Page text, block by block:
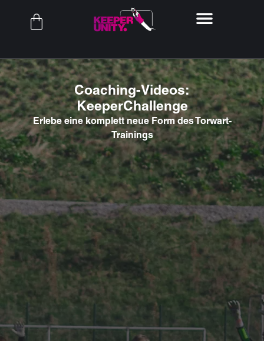
Coaching-Videos:
KeeperChallenge
Erlebe eine komplett neue Form des Torwart-
Trainings